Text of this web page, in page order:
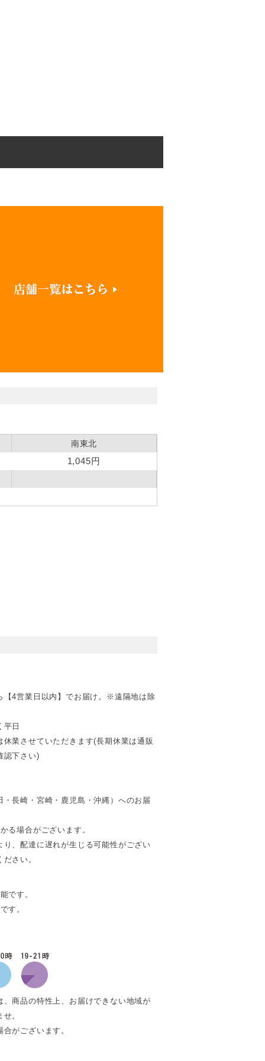
南東北
1,045円
【4営業日以内】でお届け。※遠隔地は除
日
業させていただきます(長期休業は通販
認下さい)
長崎・宮崎・鹿児島・沖縄）へのお届
る場合がございます。
、配達に遅れが生じる可能性がござい
さい。
です。
す。
商品の特性上、お届けできない地域が
。
がございます。